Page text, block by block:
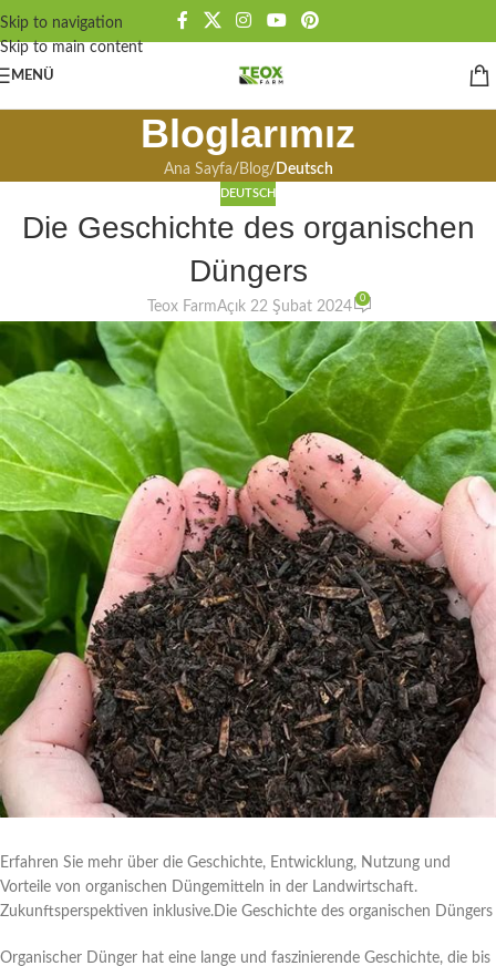
Skip to navigation
Skip to main content
MENÜ
Bloglarımız
Ana Sayfa/ Blog/ Deutsch
DEUTSCH
Die Geschichte des organischen
Düngers
Teox FarmAçık 22 Şubat 2024
0
Erfahren Sie mehr über die Geschichte, Entwicklung, Nutzung und
Vorteile von organischen Düngemitteln in der Landwirtschaft.
Zukunftsperspektiven inklusive.Die Geschichte des organischen Düngers
Organischer Dünger hat eine lange und faszinierende Geschichte, die bis